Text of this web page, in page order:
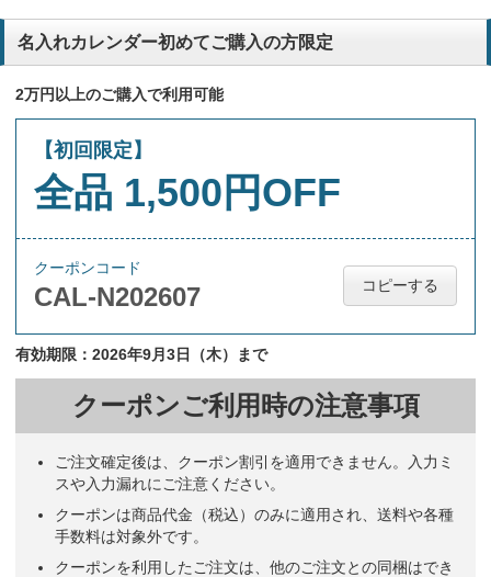
名入れカレンダー初めてご購入の方限定
2万円以上のご購入で利用可能
【初回限定】
全品 1,500円OFF
クーポンコード
CAL-N202607 コピーする
有効期限：2026年9月3日（木）まで
クーポンご利用時の注意事項
ご注文確定後は、クーポン割引を適用できません。入力ミ
スや入力漏れにご注意ください。
クーポンは商品代金（税込）のみに適用され、送料や各種
手数料は対象外です。
クーポンを利用したご注文は、他のご注文との同梱はでき